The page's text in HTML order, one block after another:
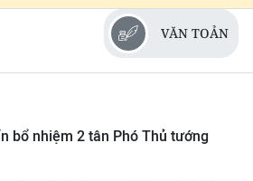
VĂN TOẢN
bổ nhiệm 2 tân Phó Thủ tướng